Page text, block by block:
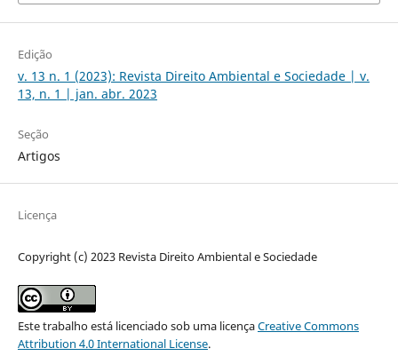
Edição
v. 13 n. 1 (2023): Revista Direito Ambiental e Sociedade | v.
13, n. 1 | jan. abr. 2023
Seção
Artigos
Licença
Copyright (c) 2023 Revista Direito Ambiental e Sociedade
Este trabalho está licenciado sob uma licençaCreative Commons
Attribution 4.0 International License.